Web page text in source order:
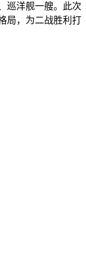
巡洋舰一艘。此次
局，为二战胜利打